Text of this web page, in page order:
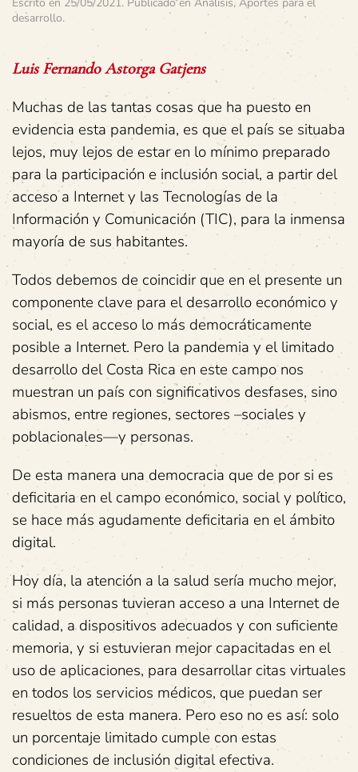
desarrollo.
Luis Fernando Astorga Gatjens
Muchas de las tantas cosas que ha puesto en
evidencia esta pandemia, es que el país se situaba
lejos, muy lejos de estar en lo mínimo preparado
para la participación e inclusión social, a partir del
acceso a Internet y las Tecnologías de la
Información y Comunicación (TIC), para la inmensa
mayoría de sus habitantes.
Todos debemos de coincidir que en el presente un
componente clave para el desarrollo económico y
social, es el acceso lo más democráticamente
posible a Internet. Pero la pandemia y el limitado
desarrollo del Costa Rica en este campo nos
muestran un país con significativos desfases, sino
abismos, entre regiones, sectores –sociales y
poblacionales—y personas.
De esta manera una democracia que de por si es
deficitaria en el campo económico, social y político,
se hace más agudamente deficitaria en el ámbito
digital.
Hoy día, la atención a la salud sería mucho mejor,
si más personas tuvieran acceso a una Internet de
calidad, a dispositivos adecuados y con suficiente
memoria, y si estuvieran mejor capacitadas en el
uso de aplicaciones, para desarrollar citas virtuales
en todos los servicios médicos, que puedan ser
resueltos de esta manera. Pero eso no es así: solo
un porcentaje limitado cumple con estas
condiciones de inclusión digital efectiva.